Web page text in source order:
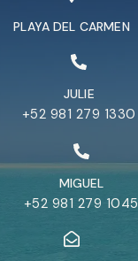
PLAYA DEL CARMEN
JULIE
+52 981 279 1330
MIGUEL
+52 981 279 1045